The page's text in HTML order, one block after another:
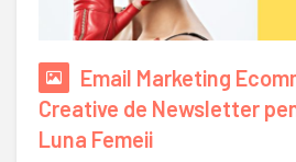
Email Marketing
Creative de Newsletter
Luna Femeii